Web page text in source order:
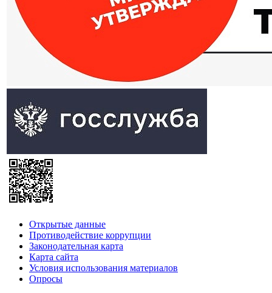
Открытые данные
Противодействие коррупции
Законодательная карта
Карта сайта
Условия использования материалов
Опросы